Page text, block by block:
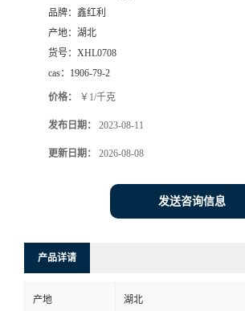
品牌： 鑫红利
产地： 湖北
货号： XHL0708
cas： 1906-79-2
价格： ￥1/千克
发布日期： 2023-08-11
更新日期： 2026-08-08
发送咨询信息
产品详请
产地 湖北